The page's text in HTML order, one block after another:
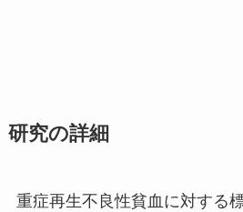
研究の詳細
重症再生不良性貧血に対する